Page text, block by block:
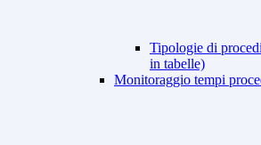
Tipologie di
in tabelle)
Monitoraggio tempi